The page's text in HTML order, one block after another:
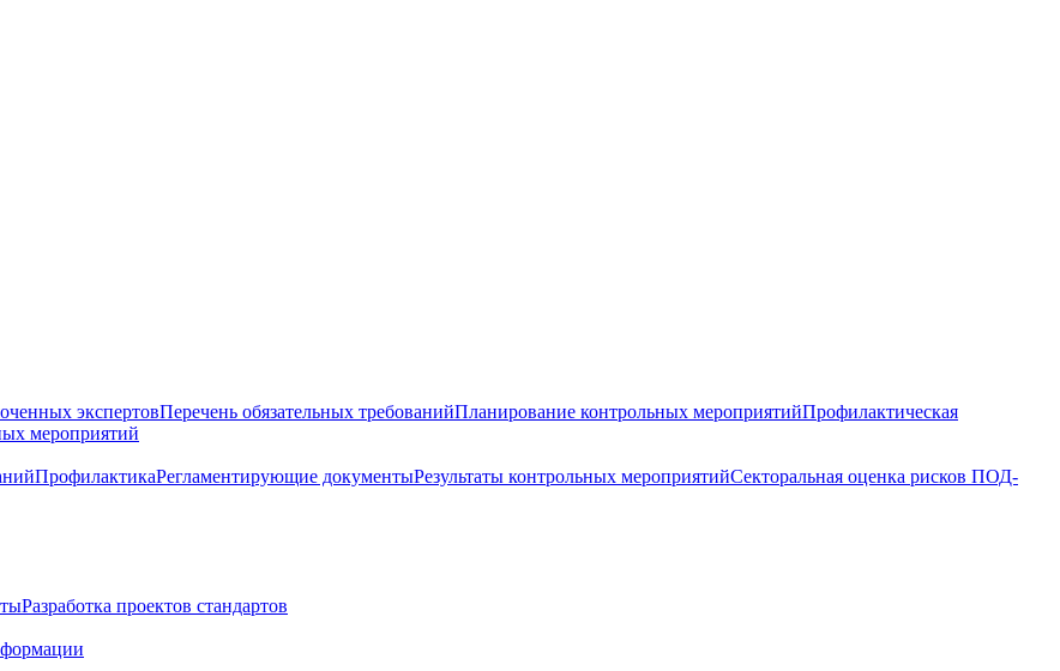
экспертовПеречень обязательных требованийПланирование контрольных мероприятийПрофилактическая
мероприятий
ПрофилактикаРегламентирующие документыРезультаты контрольных мероприятийСекторальная оценка рисков ПОД-
Разработка проектов стандартов